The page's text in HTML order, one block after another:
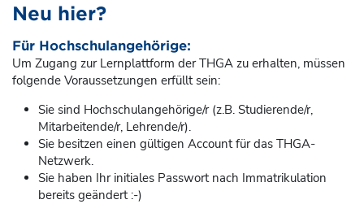
Neu hier?
Für Hochschulangehörige:
Um Zugang zur Lernplattform der THGA zu erhalten, müssen
folgende Voraussetzungen erfüllt sein:
Sie sind Hochschulangehörige/r (z.B. Studierende/r,
Mitarbeitende/r, Lehrende/r).
Sie besitzen einen gültigen Account für das THGA-
Netzwerk.
Sie haben Ihr initiales Passwort nach Immatrikulation
bereits geändert :-)